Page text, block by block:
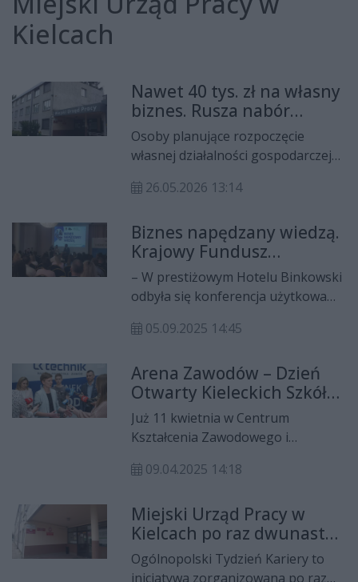
Kielcach
Nawet 40 tys. zł na własny
biznes. Rusza nabór
wniosków w Kielcach
Osoby planujące rozpoczęcie
własnej działalności gospodarczej
finansowe z Miejskiego Urządu
nabór wniosków o jednorazowe
środki na podjęcie działalności
gospodarczej. Maksymalna kwota
dofinansowania wynosi 40 tys. zł.
26.05.2026 13:14
Biznes napędzany wiedzą.
Krajowy Fundusz
Szkoleniowy i inne
możliwości dofinansowań
rozwoju kadr, które
oferuje Miejski Urząd
– W prestiżowym Hotelu Binkowski
odbyła się konferencja użytkowa
zawodowych oraz możliwościom
zorganizowane przez Krajowy
Fundusz Szkoleniowy, zgromadziło
ekspertów, przedstawicieli
instytucji publicznych oraz osoby
zainteresowane rozwojem kadr w
regionie.
05.09.2025 14:45
Arena Zawodów – Dzień
Otwarty Kieleckich Szkół
Zawodowych
Już 11 kwietnia w Centrum
Kształcenia Zawodowego i
godzinach od 9:00 do 15:00,
unikalne wydarzenie dedykowane
uczniom ostatnich klas szkół
podstawowych, którzy stoją przed
ważną decyzją o wyborze dalszej
09.04.2025 14:18
Miejski Urząd Pracy w
Kielcach po raz dwunasty
laureatem
Ogólnopolskiego Tygodnia
Ogólnopolski Tydzień Kariery to
inicjatywa zorganizowana po raz